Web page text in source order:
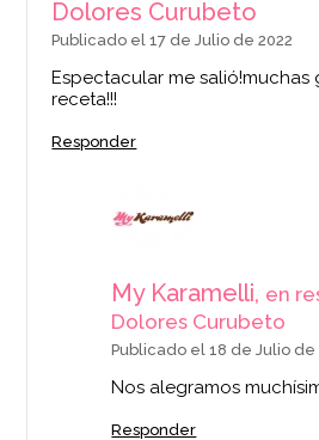
Dolores Curubeto
Publicado el 17 de Julio de 2022
Espectacular me salió!muchas
receta!!!
Responder
My Karamelli, en
Dolores Curubeto
Publicado el 18 de Julio de
Nos alegramos
Responder